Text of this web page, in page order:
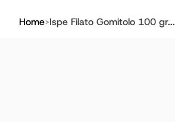
Home Ispe Filato Gomitolo 100 gr...